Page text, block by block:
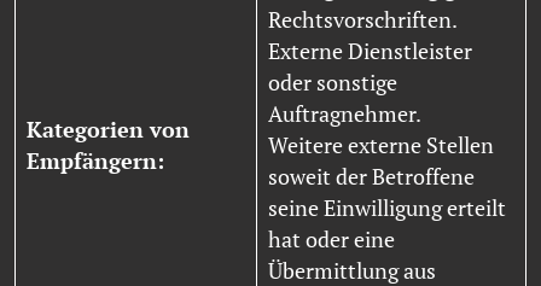
Kategorien von
Empfängern:
Rechtsvorschriften.
Externe Dienstleister
oder sonstige
Auftragnehmer.
Weitere externe Stellen
soweit der Betroffene
seine Einwilligung erteilt
hat oder eine
Übermittlung aus